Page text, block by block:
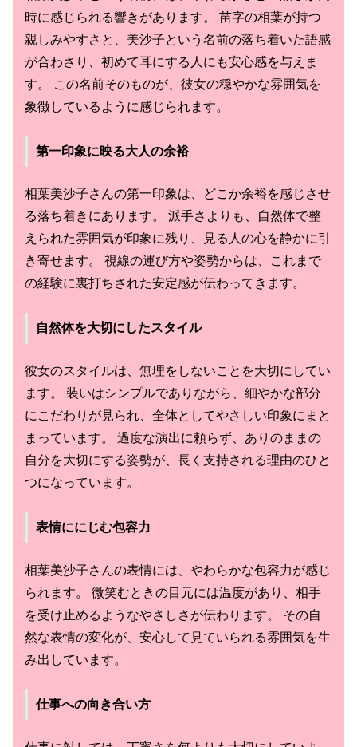
時に感じられる響きがあります。 苗字の相葉が持つ
親しみやすさと、美沙子という名前の落ち着いた語感
が合わさり、初めて耳にする人にも安心感を与えま
す。 この名前そのものが、彼女の穏やかな雰囲気を
象徴しているように感じられます。
第一印象に映る大人の余裕
相葉美沙子さんの第一印象は、どこか余裕を感じさせ
る落ち着きにあります。 派手さよりも、自然体で整
えられた雰囲気が印象に残り、見る人の心を静かに引
き寄せます。 視線の運び方や姿勢からは、これまで
の経験に裏打ちされた安定感が伝わってきます。
自然体を大切にしたスタイル
彼女のスタイルは、無理をしないことを大切にしてい
ます。 装いはシンプルでありながら、細やかな部分
にこだわりが見られ、全体としてやさしい印象にまと
まっています。 過度な演出に頼らず、ありのままの
自分を大切にする姿勢が、長く支持される理由のひと
つになっています。
表情ににじむ包容力
相葉美沙子さんの表情には、やわらかな包容力が感じ
られます。 微笑むときの目元には温度があり、相手
を受け止めるようなやさしさが伝わります。 その自
然な表情の変化が、安心して見ていられる雰囲気を生
み出しています。
仕事への向き合い方